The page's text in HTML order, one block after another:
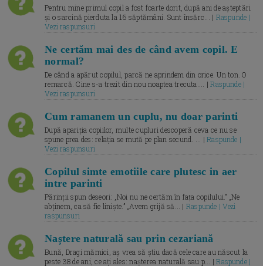
Pentru mine primul copil a fost foarte dorit, după ani de așteptări
și o sarcină pierduta la 16 săptămâni. Sunt însărc... | Raspunde |
Vezi raspunsuri
Ne certăm mai des de când avem copil. E
normal?
De când a apărut copilul, parcă ne aprindem din orice. Un ton. O
remarcă. Cine s-a trezit din nou noaptea trecuta.... |Raspunde |
Vezi raspunsuri
Cum ramanem un cuplu, nu doar parinti
După apariția copiilor, multe cupluri descoperă ceva ce nu se
spune prea des: relația se mută pe plan secund. ... |Raspunde |
Vezi raspunsuri
Copilul simte emotiile care plutesc in aer
intre parinti
Părinții spun deseori: „Noi nu ne certăm în fața copilului.” „Ne
abținem, ca să fie liniște.” „Avem grijă să... | Raspunde | Vezi
raspunsuri
Naștere naturală sau prin cezariană
Bună, Dragi mămici, aș vrea să știu dacă cele care au născut la
peste 38 de ani, ce ați ales: nașterea naturală sau p... |Raspunde |